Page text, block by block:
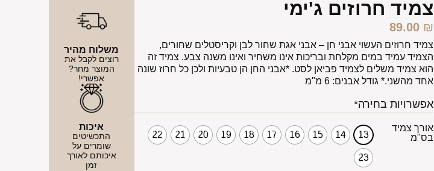
צמיד חרוזים ג'ימי
89.00 ₪
צמיד חרוזים העשוי אבני חן – אבני אגת שחור לבן וקריסטלים שחורים,
הצמיד עמיד במים מקלחת ובריכות אינו משחיר ואינו משנה צבע. צמיד זה
הוא צמיד משלים לצמיד פביאן לסט. *אבני החן הן טבעיות ולכן כל חרוז שונה
אחד מהשני.* גודל אבנים: 6 מ"מ
אפשרויות בחירה*
אורך צמיד
בס"מ
13
14
15
16
17
18
19
20
21
22
23
משלוח מהיר
רוצים לקבל את
המוצר מחר?
אפשרי!
איכות
התכשיטים
שומרים על
איכותם לאורך
זמן